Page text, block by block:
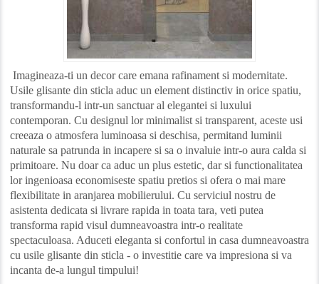
Imagineaza-ti un decor care emana rafinament si modernitate.
Usile glisante din sticla aduc un element distinctiv in orice spatiu,
transformandu-l intr-un sanctuar al elegantei si luxului
contemporan. Cu designul lor minimalist si transparent, aceste usi
creeaza o atmosfera luminoasa si deschisa, permitand luminii
naturale sa patrunda in incapere si sa o invaluie intr-o aura calda si
primitoare. Nu doar ca aduc un plus estetic, dar si functionalitatea
lor ingenioasa economiseste spatiu pretios si ofera o mai mare
flexibilitate in aranjarea mobilierului. Cu serviciul nostru de
asistenta dedicata si livrare rapida in toata tara, veti putea
transforma rapid visul dumneavoastra intr-o realitate
spectaculoasa. Aduceti eleganta si confortul in casa dumneavoastra
cu usile glisante din sticla - o investitie care va impresiona si va
incanta de-a lungul timpului!